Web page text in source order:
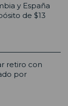
y España
de $13
retiro con
por